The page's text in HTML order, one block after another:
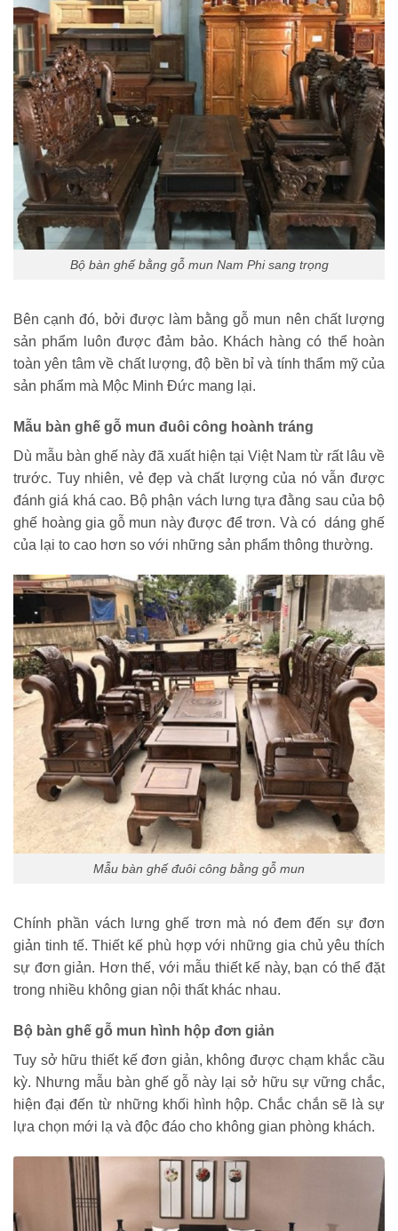
Bộ bàn ghế bằng gỗ mun Nam Phi sang trọng
Bên cạnh đó, bởi được làm bằng gỗ mun nên chất lượng
sản phẩm luôn được đảm bảo. Khách hàng có thể hoàn
toàn yên tâm về chất lượng, độ bền bỉ và tính thẩm mỹ của
sản phẩm mà Mộc Minh Đức mang lại.
Mẫu bàn ghế gỗ mun đuôi công hoành tráng
Dù mẫu bàn ghế này đã xuất hiện tại Việt Nam từ rất lâu về
trước. Tuy nhiên, vẻ đẹp và chất lượng của nó vẫn được
đánh giá khá cao. Bộ phận vách lưng tựa đằng sau của bộ
ghế hoàng gia gỗ mun này được để trơn. Và có dáng ghế
của lại to cao hơn so với những sản phẩm thông thường.
Mẫu bàn ghế đuôi công bằng gỗ mun
Chính phần vách lưng ghế trơn mà nó đem đến sự đơn
giản tinh tế. Thiết kế phù hợp với những gia chủ yêu thích
sự đơn giản. Hơn thế, với mẫu thiết kế này, bạn có thể đặt
trong nhiều không gian nội thất khác nhau.
Bộ bàn ghế gỗ mun hình hộp đơn giản
Tuy sở hữu thiết kế đơn giản, không được chạm khắc cầu
kỳ. Nhưng mẫu bàn ghế gỗ này lại sở hữu sự vững chắc,
hiện đại đến từ những khối hình hộp. Chắc chắn sẽ là sự
lựa chọn mới lạ và độc đáo cho không gian phòng khách.